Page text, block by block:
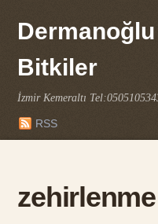
Dermanoğlu
Bitkiler
İzmir Kemeraltı
RSS
zehirlenme